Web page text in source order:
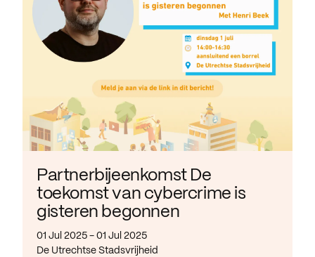
Partnerbijeenkomst De
toekomst van cybercrime is
gisteren begonnen
01 Jul 2025 - 01 Jul 2025
De Utrechtse Stadsvrijheid